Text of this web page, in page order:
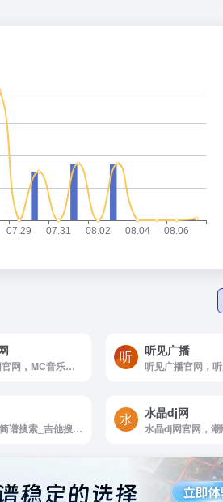
MC音乐网官网，MC音乐网是国内具有影响力喊麦平台，MC没有止境我们永远在探索中创新。我们的使命就是完成每一位mc爱好者的梦想，将中国的MC发扬光大永不裂变。我们承诺只做健康绿色正能量的音乐。
听见广播
<p>搜谱_简谱搜索_吉他搜谱_曲谱搜索_中国曲谱网</p><p> <span>打赏</span><span class="like-count">赞</span><span>微海报</span><span>分享</span></p>
水晶dj网